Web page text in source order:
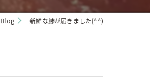
Blog 新鮮な鯵が届きました(^^)